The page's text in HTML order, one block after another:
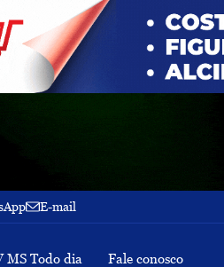
E-mail
MS Todo dia Fale conosco